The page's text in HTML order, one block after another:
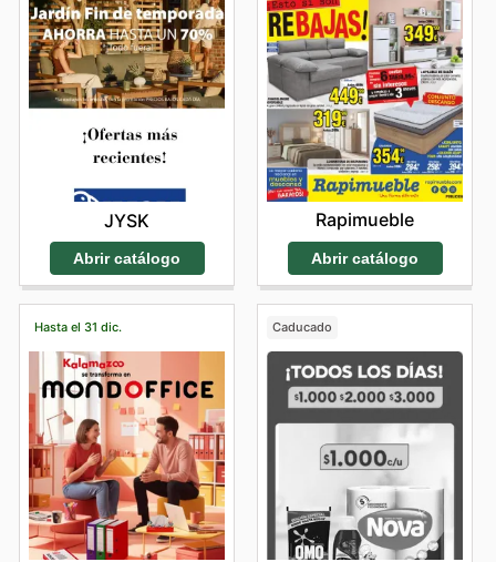
JYSK
Abrir catálogo
Rapimueble
Abrir catálogo
Hasta el 31 dic. Caducado